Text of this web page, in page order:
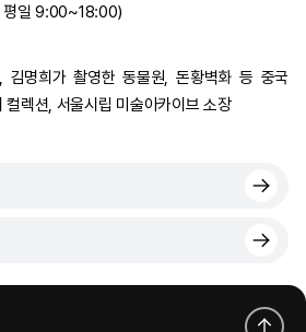
일 9:00~18:00)
, 김명희가 촬영한 동물원, 돈황벽화 등 중국
컬렉션, 서울시립 미술아카이브 소장